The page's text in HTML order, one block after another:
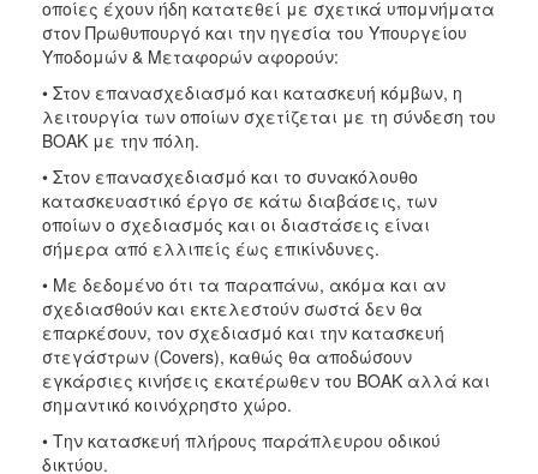
οποίες έχουν ήδη κατατεθεί με σχετικά υπομνήματα
στον Πρωθυπουργό και την ηγεσία του Υπουργείου
Υποδομών & Μεταφορών αφορούν:
• Στον επανασχεδιασμό και κατασκευή κόμβων, η
λειτουργία των οποίων σχετίζεται με τη σύνδεση του
ΒΟΑΚ με την πόλη.
• Στον επανασχεδιασμό και το συνακόλουθο
κατασκευαστικό έργο σε κάτω διαβάσεις, των
οποίων ο σχεδιασμός και οι διαστάσεις είναι
σήμερα από ελλιπείς έως επικίνδυνες.
• Με δεδομένο ότι τα παραπάνω, ακόμα και αν
σχεδιασθούν και εκτελεστούν σωστά δεν θα
επαρκέσουν, τον σχεδιασμό και την κατασκευή
στεγάστρων (Covers), καθώς θα αποδώσουν
εγκάρσιες κινήσεις εκατέρωθεν του ΒΟΑΚ αλλά και
σημαντικό κοινόχρηστο χώρο.
• Την κατασκευή πλήρους παράπλευρου οδικού
δικτύου.